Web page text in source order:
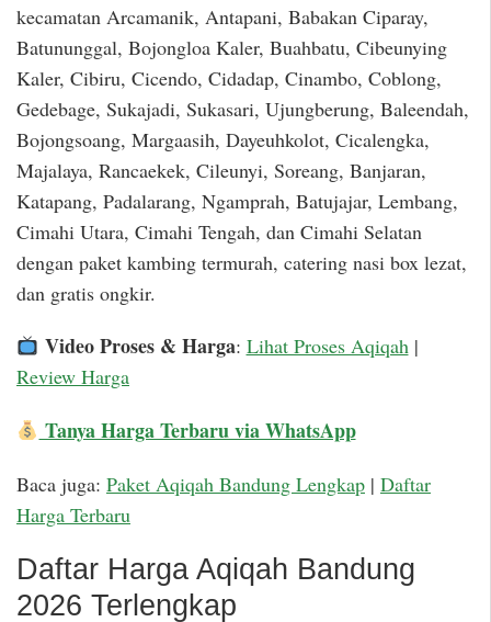
kecamatan Arcamanik, Antapani, Babakan Ciparay,
Batununggal, Bojongloa Kaler, Buahbatu, Cibeunying
Kaler, Cibiru, Cicendo, Cidadap, Cinambo, Coblong,
Gedebage, Sukajadi, Sukasari, Ujungberung, Baleendah,
Bojongsoang, Margaasih, Dayeuhkolot, Cicalengka,
Majalaya, Rancaekek, Cileunyi, Soreang, Banjaran,
Katapang, Padalarang, Ngamprah, Batujajar, Lembang,
Cimahi Utara, Cimahi Tengah, dan Cimahi Selatan
dengan paket kambing termurah, catering nasi box lezat,
dan gratis ongkir.
Video Proses & Harga: Lihat Proses Aqiqah|
Review Harga
Tanya Harga Terbaru via WhatsApp
Baca juga: Paket Aqiqah Bandung Lengkap | Daftar
Harga Terbaru
Daftar Harga Aqiqah Bandung
2026 Terlengkap